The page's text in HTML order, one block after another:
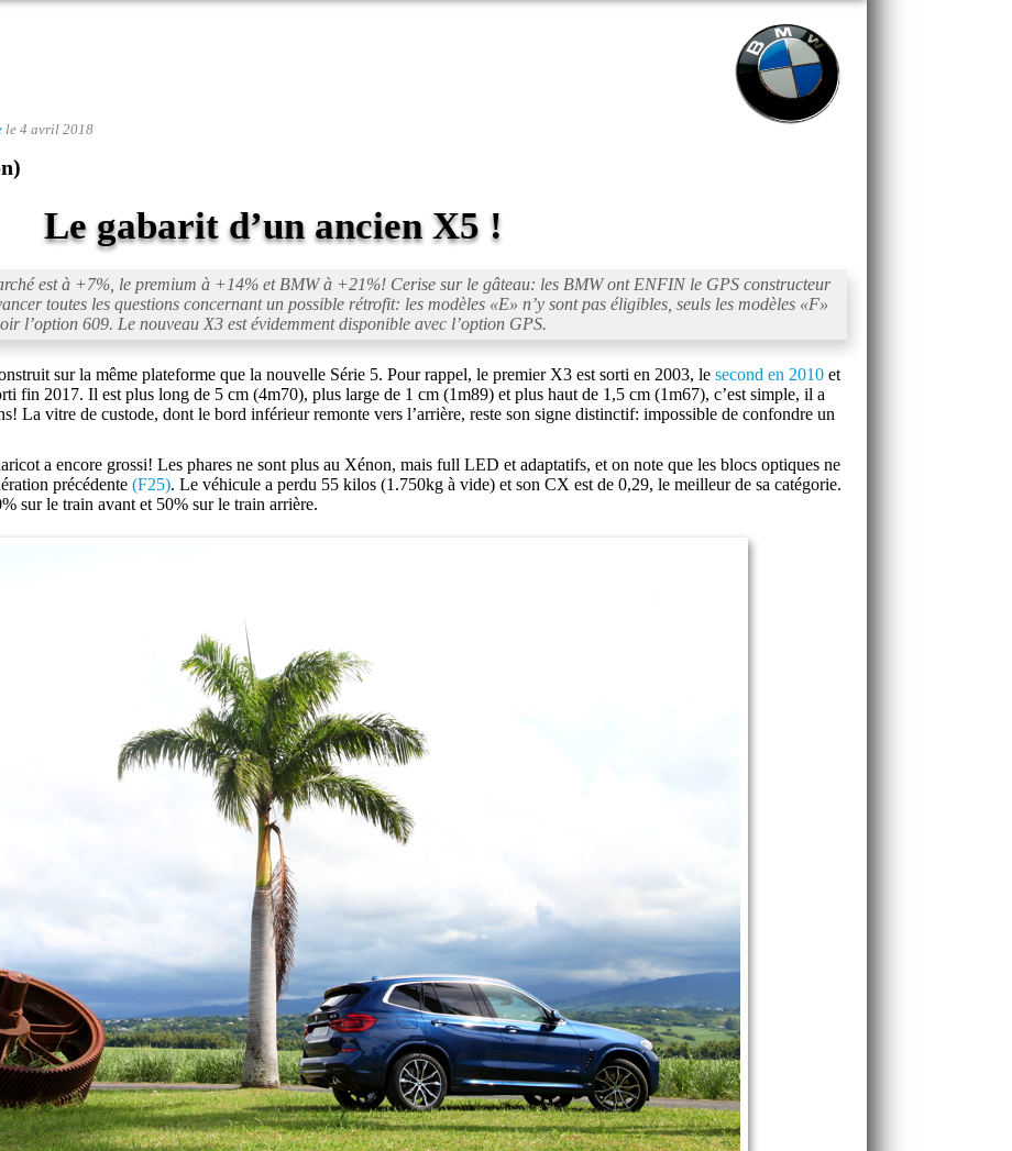
le 4 avril 2018
Le gabarit d’un ancien X5 !
est à +7%, le premium à +14% et BMW à +21%! Cerise sur le gâteau: les BMW ont ENFIN le GPS constructeur
toutes les questions concernant un possible rétrofit: les modèles «E» n’y sont pas éligibles, seuls les modèles «F»
l’option 609. Le nouveau X3 est évidemment disponible avec l’option GPS.
sur la même plateforme que la nouvelle Série 5. Pour rappel, le premier X3 est sorti en 2003, le second en 2010 et
fin 2017. Il est plus long de 5 cm (4m70), plus large de 1 cm (1m89) et plus haut de 1,5 cm (1m67), c’est simple, il a
La vitre de custode, dont le bord inférieur remonte vers l’arrière, reste son signe distinctif: impossible de confondre un
a encore grossi! Les phares ne sont plus au Xénon, mais full LED et adaptatifs, et on note que les blocs optiques ne
précédente (F25). Le véhicule a perdu 55 kilos (1.750kg à vide) et son CX est de 0,29, le meilleur de sa catégorie.
sur le train avant et 50% sur le train arrière.